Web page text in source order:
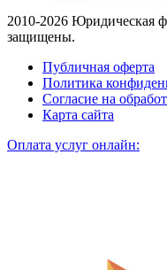
2010-2026 Юридическая
защищены.
Публичная оферта
Политика
Согласие на
Карта сайта
Оплата услуг онлайн: